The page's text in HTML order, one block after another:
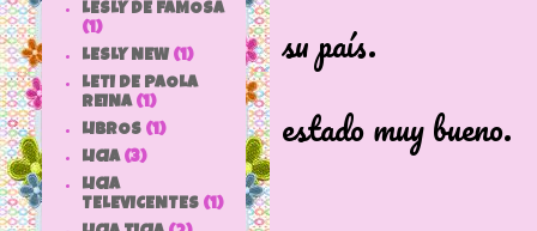
su país.
Se
estado muy bueno.
LESLY DE FAMOSA
(1)
LESLY NEW (1)
LETI DE PAOLA
REINA (1)
LIBROS (1)
LICIA (3)
LICIA
TELEVICENTES (1)